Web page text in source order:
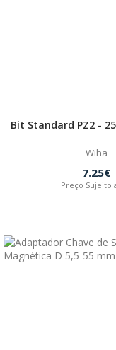
Bit Standard PZ2 -
Wiha
7.25€
Preço Sujeito